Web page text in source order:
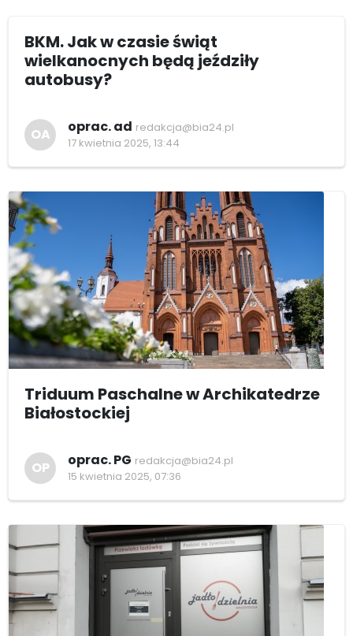
BKM. Jak w czasie świąt
wielkanocnych będą jeździły
autobusy?
OA oprac. ad redakcja@bia24.pl
17 kwietnia 2025, 13:44
Triduum Paschalne w Archikatedrze
Białostockiej
OP oprac. PG redakcja@bia24.pl
15 kwietnia 2025, 07:36